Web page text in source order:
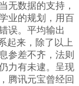
无数据的支持，
业的规划，用百
误。平均输出
起来，除了以上
参差不齐，法则
力有未逮。呈现
腾讯元宝曾经回